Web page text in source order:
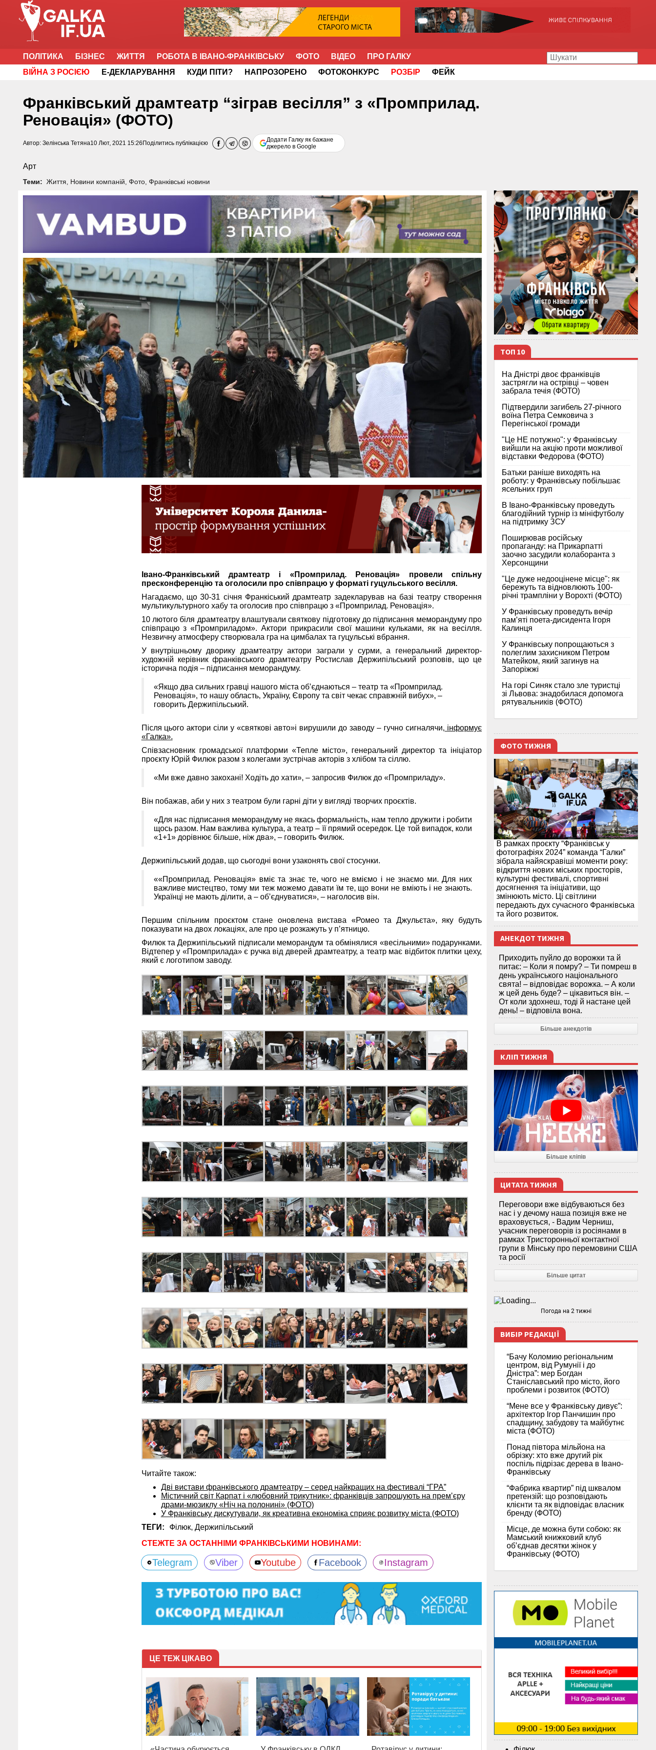
ПОЛІТИКА БІЗНЕС ЖИТТЯ РОБОТА В ІВАНО-ФРАНКІВСЬКУ ФОТО ВІДЕО
ПРО ГАЛКУ
ВІЙНА З РОСІЄЮ
Е-ДЕКЛАРУВАННЯ КУДИ ПІТИ? НАПРОЗОРЕНО ФОТОКОНКУРС РОЗБІР ФЕЙК
Франківський драмтеатр “зіграв весілля” з «Промприлад.
Реновація» (ФОТО)
Автор: Зелінська Тетяна10 Лют, 2021 15:26 Поділитись публікацією
Додати Галку як бажане
джерело в Google
Арт
Теми: Життя Новини компаній Фото, Франківські новини
Івано-Франківський драмтеатр і «Промприлад. Реновація» провели спільну
пресконференцію та оголосили про співпрацю у форматі гуцульського весілля.
Нагадаємо, що 30-31 січня Франкіський драмтеатр задекларував на базі театру створення
мультикультурного хабу та оголосив про співпрацю з «Промприлад. Реновація».
10 лютого біля драмтеатру влаштували святкову підготовку до підписання меморандуму про
співпрацю з «Промприладом». Актори прикрасили свої машини кульками, як на весілля.
Незвичну атмосферу створювала гра на цимбалах та гуцульські вбрання.
У внутрішньому дворику драмтеатру актори заграли у сурми, а генеральний директор-
художній керівник франківського драмтеатру Ростислав Держипільський розповів, що це
історична подія – підписання меморандуму.
«Якщо два сильних гравці нашого міста об’єднаються – театр та «Промприлад.
Реновація», то нашу область, Україну, Європу та світ чекає справжній вибух», –
говорить Держипільський.
Після цього актори сіли у «святкові авто»і вирушили до заводу – гучно сигналячи, інформує
«Галка».
Співзасновник громадської платформи «Тепле місто», генеральний директор та ініціатор
проєкту Юрій Филюк разом з колегами зустрічав акторів з хлібом та сіллю.
«Ми вже давно закохані! Ходіть до хати», – запросив Филюк до «Промприладу».
Він побажав, аби у них з театром були гарні діти у вигляді творчих проєктів.
«Для нас підписання меморандуму не якась формальність, нам тепло дружити і робити
щось разом. Нам важлива культура, а театр – її прямий осередок. Це той випадок, коли
«1+1» дорівнює більше, ніж два», – говорить Филюк.
Держипільський додав, що сьогодні вони узаконять свої стосунки.
««Промприлад. Реновація» вміє та знає те, чого не вміємо і не знаємо ми. Для них
важливе мистецтво, тому ми теж можемо давати їм те, що вони не вміють і не знають.
Українці не мають ділити, а – об’єднуватися», – наголосив він.
Першим спільним проєктом стане оновлена вистава «Ромео та Джульєта», яку будуть
показувати на двох локаціях, але про це розкажуть у п’ятницю.
Филюк та Держипільський підписали меморандум та обмінялися «весільними» подарунками.
Відтепер у «Промприлада» є ручка від дверей драмтеатру, а театр має відбиток плитки цеху,
який є логотипом заводу.
Читайте також:
Дві вистави франківського драмтеатру – серед найкращих на фестивалі “ГРА”
Містичний світ Карпат і «любовний трикутник»: франківців запрошують на премʼєру
драми-мюзиклу «Ніч на полонині» (ФОТО)
У Франківську дискутували, як креативна економіка сприяє розвитку міста (ФОТО)
ТЕГИ:
Філюк, Держипільський
СТЕЖТЕ ЗА ОСТАННІМИ ФРАНКІВСЬКИМИ НОВИНАМИ:
Telegram Viber Youtube Facebook Instagram
ЦЕ ТЕЖ ЦІКАВО
ТОП 10
На Дністрі двоє франківців
застрягли на острівці – човен
забрала течія (ФОТО)
Підтвердили загибель 27-річного
воїна Петра Семковича з
Перегінської громади
"Це НЕ потужно": у Франківську
вийшли на акцію проти можливої
відставки Федорова (ФОТО)
Батьки раніше виходять на
роботу: у Франківську побільшає
ясельних груп
В Івано-Франківську проведуть
благодійний турнір із мініфутболу
на підтримку ЗСУ
Поширював російську
пропаганду: на Прикарпатті
заочно засудили колаборанта з
Херсонщини
"Це дуже недооцінене місце": як
бережуть та відновлюють 100-
річні трампліни у Ворохті (ФОТО)
У Франківську проведуть вечір
пам’яті поета-дисидента Ігоря
Калинця
У Франківську попрощаються з
полеглим захисником Петром
Матейком, який загинув на
Запоріжжі
На горі Синяк стало зле туристці
зі Львова: знадобилася допомога
рятувальників (ФОТО)
ФОТО ТИЖНЯ
В рамках проєкту “Франківськ у
фотографіях 2024” команда “Галки”
зібрала найяскравіші моменти року:
відкриття нових міських просторів,
культурні фестивалі, спортивні
досягнення та ініціативи, що
змінюють місто. Ці світлини
передають дух сучасного Франківська
та його розвиток.
АНЕКДОТ ТИЖНЯ
Приходить пуйло до ворожки та й
питає: – Коли я помру? – Ти помреш в
день українського національного
свята! – відповідає ворожка. – А коли
ж цей день буде? – цікавиться він. –
От коли здохнеш, тоді й настане цей
день! – відповіла вона.
Більше анекдотів
КЛІП ТИЖНЯ
Більше кліпів
ЦИТАТА ТИЖНЯ
Переговори вже відбуваються без
нас і у дечому наша позиція вже не
враховується, - Вадим Черниш,
учасник переговорів із росіянами в
рамках Тристоронньої контактної
групи в Мінську про перемовини США
та росії
Більше цитат
Погода на 2 тижні
ВИБІР РЕДАКЦІЇ
“Бачу Коломию регіональним
центром, від Румунії і до
Дністра”: мер Богдан
Станіславський про місто, його
проблеми і розвиток (ФОТО)
“Мене все у Франківську дивує”:
архітектор Ігор Панчишин про
спадщину, забудову та майбутнє
міста (ФОТО)
Понад півтора мільйона на
обрізку: хто вже другий рік
поспіль підрізає дерева в Івано-
Франківську
“Фабрика квартир” під шквалом
претензій: що розповідають
клієнти та як відповідає власник
бренду (ФОТО)
Місце, де можна бути собою: як
Мамський книжковий клуб
об’єднав десятки жінок у
Франківську (ФОТО)